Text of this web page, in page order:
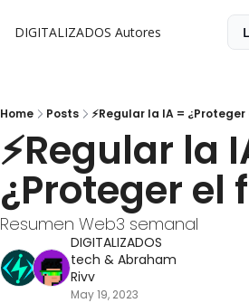
DIGITALIZADOS Autores
Home Posts ⚡Regular la IA =
⚡Regular la
¿Proteger el
Resumen Web3 semanal
DIGITALIZADOS
tech & Abraham
Rivv
May 19, 2023